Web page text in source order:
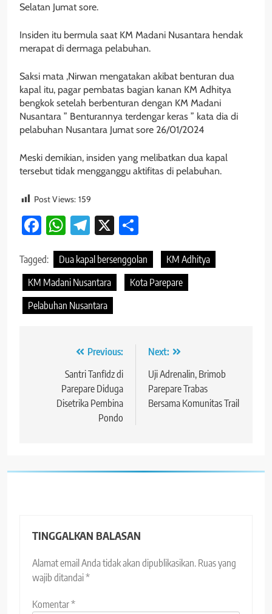
Selatan Jumat sore.
Insiden itu bermula saat KM Madani Nusantara hendak
merapat di dermaga pelabuhan.
Saksi mata ,Nirwan mengatakan akibat benturan dua
kapal itu, pagar pembatas bagian kanan KM Adhitya
bengkok setelah berbenturan dengan KM Madani
Nusantara ” Benturannya terdengar keras ” kata dia di
pelabuhan Nusantara Jumat sore 26/01/2024
Meski demikian, insiden yang melibatkan dua kapal
tersebut tidak mengganggu aktifitas di pelabuhan.
Post Views: 159
Facebook
WhatsApp
Telegram
X
Tagged: Dua kapal bersenggolan
KM Adhitya
KM Madani Nusantara
Kota Parepare
Pelabuhan Nusantara
Navigasi Previous:
Santri Tanfidz di
Parepare Diduga
Disetrika Pembina
Pondo
Next:
Uji Adrenalin, Brimob
Parepare Trabas
Bersama Komunitas Trail
TINGGALKAN BALASAN
Alamat email Anda tidak akan dipublikasikan. Ruas yang
wajib ditandai*
Komentar*